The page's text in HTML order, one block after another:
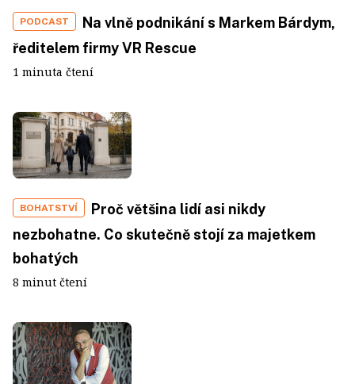
PODCAST
Na vlně podnikání s Markem Bárdym,
ředitelem firmy VR Rescue
1 minuta čtení
BOHATSTVÍ
Proč většina lidí asi nikdy
nezbohatne. Co skutečně stojí za majetkem
bohatých
8 minut čtení